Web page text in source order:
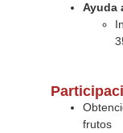
Ayuda
frutos